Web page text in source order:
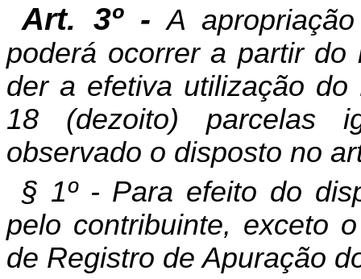
Art. 3º - A
poderá ocorrer a partir
der a efetiva utilização
18 (dezoito) parcelas
observado o disposto no
§ 1º - Para efeito do
pelo contribuinte, exceto
de Registro de Apuração